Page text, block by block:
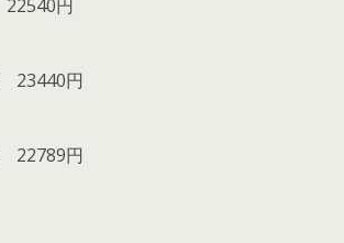
22540円
23440円
22789円